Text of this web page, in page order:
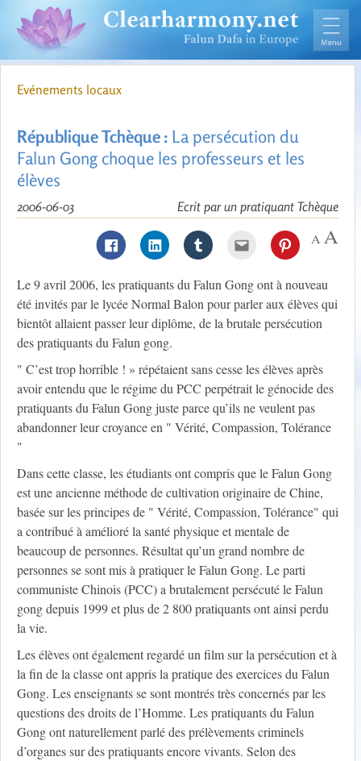
Evénements locaux
République Tchèque : La persécution du
Falun Gong choque les professeurs et les
élèves
Ecrit par un pratiquant Tchèque
2006-06-03
Le 9 avril 2006, les pratiquants du Falun Gong ont à nouveau
été invités par le lycée Normal Balon pour parler aux élèves qui
bientôt allaient passer leur diplôme, de la brutale persécution
des pratiquants du Falun gong.
" C’est trop horrible ! » répétaient sans cesse les élèves après
avoir entendu que le régime du PCC perpétrait le génocide des
pratiquants du Falun Gong juste parce qu’ils ne veulent pas
abandonner leur croyance en " Vérité, Compassion, Tolérance
"
Dans cette classe, les étudiants ont compris que le Falun Gong
est une ancienne méthode de cultivation originaire de Chine,
basée sur les principes de " Vérité, Compassion, Tolérance" qui
a contribué à amélioré la santé physique et mentale de
beaucoup de personnes. Résultat qu’un grand nombre de
personnes se sont mis à pratiquer le Falun Gong. Le parti
communiste Chinois (PCC) a brutalement persécuté le Falun
gong depuis 1999 et plus de 2 800 pratiquants ont ainsi perdu
la vie.
Les élèves ont également regardé un film sur la persécution et à
la fin de la classe ont appris la pratique des exercices du Falun
Gong. Les enseignants se sont montrés très concernés par les
questions des droits de l’Homme. Les pratiquants du Falun
Gong ont naturellement parlé des prélèvements criminels
d’organes sur des pratiquants encore vivants. Selon des